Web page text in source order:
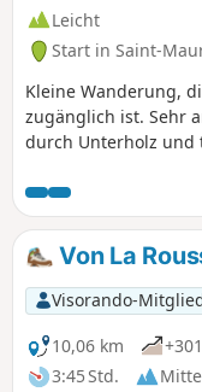
Leicht
Start in Saint-
Kleine Wanderung,
zugänglich ist. Sehr
durch Unterholz und
Strecke Schatten,
Verkehr) und 2
Von La
Visorando-
10,06 km
3:45 Std.